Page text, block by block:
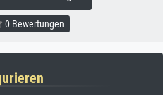
0 Bewertungen